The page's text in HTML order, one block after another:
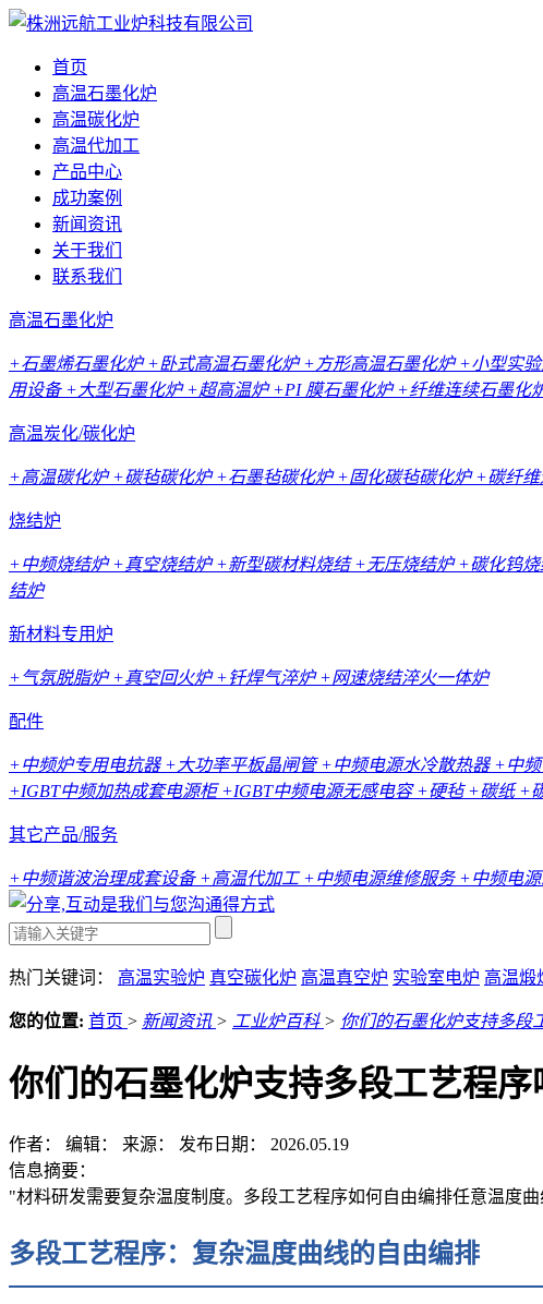
首页
高温石墨化炉
高温碳化炉
高温代加工
产品中心
成功案例
新闻资讯
关于我们
联系我们
高温石墨化炉
+石墨烯石墨化炉+卧式高温石墨化炉+方形高温石墨化炉+小型实
用设备 +大型石墨化炉+超高温炉+PI 膜石墨化炉+纤维连续石墨化
高温炭化/碳化炉
+高温碳化炉+碳毡碳化炉+石墨毡碳化炉+固化碳毡碳化炉+碳纤
烧结炉
+中频烧结炉+真空烧结炉+新型碳材料烧结+无压烧结炉+碳化钨
结炉
新材料专用炉
+气氛脱脂炉+真空回火炉+钎焊气淬炉+网速烧结淬火一体炉
配件
+中频炉专用电抗器 +大功率平板晶闸管+中频电源水冷散热器 +中
+IGBT中频加热成套电源柜+IGBT中频电源无感电容+硬毡+碳纸 +
其它产品/服务
+中频谐波治理成套设备 +高温代加工+中频电源维修服务 +中频电
热门关键词： 高温实验炉 真空碳化炉 高温真空炉 实验室电炉 高温煅
您的位置: 首页 > 新闻资讯 > 工业炉百科 > 你们的石墨化炉支持多段
你们的石墨化炉支持多段工艺程
作者： 编辑： 来源： 发布日期： 2026.05.19
信息摘要：
"材料研发需要复杂温度制度。多段工艺程序如何自由编排任意温度
多段工艺程序：复杂温度曲线的自由编排